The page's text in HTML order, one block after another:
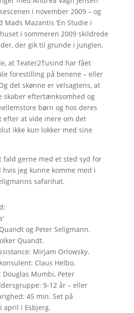
i november 2009 – og
Mads Mazantis ’En Studie i
i sommeren 2009 skildrede
der gik til grunde i junglen.
at Teater2Tusind har fået
forestilling på benene – eller
det skønne er velsagtens, at
skaber eftertænksomhed og
børn og hos deres
efter at vide mere om det
ikke kun lokker med sine
fald gerne med et sted syd for
hvis jeg kunne komme med i
safarihat.
og Peter Seligmann.
Quandt.
Mirjam Orlowsky.
Claus Helbo.
Douglas Mumbi, Peter
9-12 år – eller
45 min. Set på
april i Esbjerg.